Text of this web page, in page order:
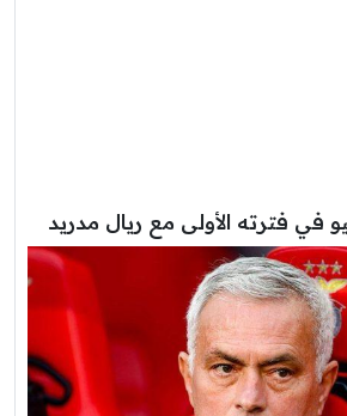
في فترته الأولى مع ريال مدريد